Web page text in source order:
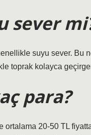
sever
suyu sever. Bu
toprak kolayca
para?
20-50 TL